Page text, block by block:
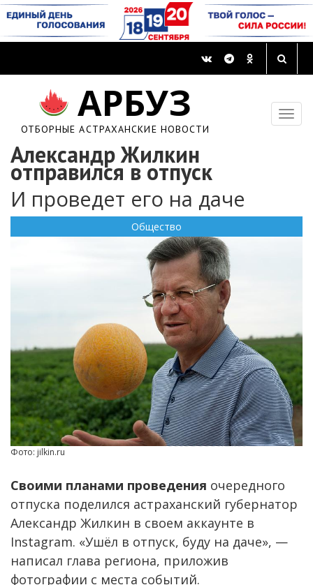
АРБУЗ
ОТБОРНЫЕ АСТРАХАНСКИЕ НОВОСТИ
Александр Жилкин
отправился в отпуск
И проведет его на даче
Общество
Фото: jilkin.ru
Своими планами проведения очередного
отпуска поделился астраханский губернатор
Александр Жилкин в своем аккаунте в
Instagram. «Ушёл в отпуск, буду на даче», —
написал глава региона, приложив
фотографии с места событий.